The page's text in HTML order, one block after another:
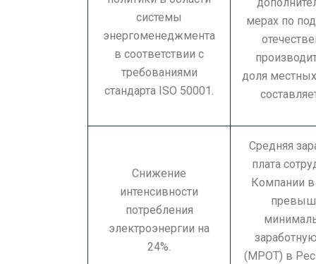
системы
энергоменеджмента
в соответствии с
требованиями
стандарта ISO 50001.
мерах по
доля
Снижение
интенсивности
потребления
электроэнергии на
24%.
Средняя
плата
Компании в
(МРОТ) в